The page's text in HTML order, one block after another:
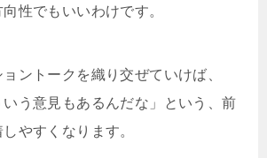
性でもいいわけです。
ントークを織り交ぜていけば、
いう意見もあるんだな」という、前
やすくなります。